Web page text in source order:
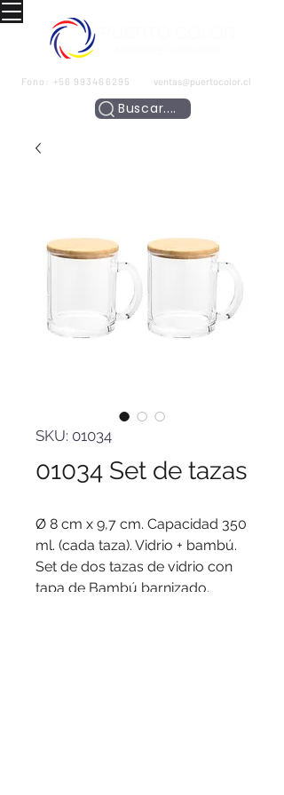
Fono: +56 993466295 ventas@puertocolor.cl
Buscar....
SKU: 01034
01034 Set de tazas
Ø 8 cm x 9,7 cm. Capacidad 350
ml. (cada taza). Vidrio + bambú.
Set de dos tazas de vidrio con
tapa de Bambú barnizado.